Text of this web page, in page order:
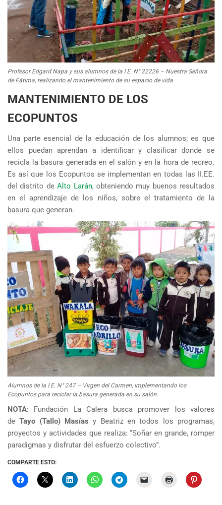
Profesor Edgard Napa y sus alumnos de la I.E. N° 22226 – Nuestra Señora
de Fátima, realizando el mantenimiento de su espacio de vida.
MANTENIMIENTO DE LOS
ECOPUNTOS
Una parte esencial de la educación de los alumnos; es que
ellos puedan aprendan a identificar y clasificar donde se
recicla la basura generada en el salón y en la hora de recreo.
Es así que los Ecopuntos se implementan en todas las II.EE.
del distrito deAlto Larán, obteniendo muy buenos resultados
en el aprendizaje de los niños, sobre el tratamiento de la
basura que generan.
Alumnos de la I.E. N° 247 – Virgen del Carmen, implementando los
Ecopuntos para reciclar la basura generada en su salón.
NOTA: Fundación La Calera busca promover los valores
deTayo (Tallo) Masías y Beatriz en todos los programas,
proyectos y actividades que realiza: “Soñar en grande, romper
paradigmas y disfrutar del esfuerzo colectivo”.
COMPARTE ESTO: